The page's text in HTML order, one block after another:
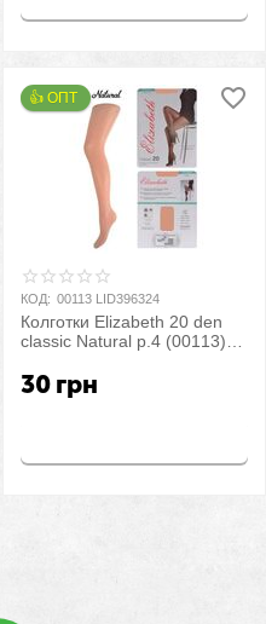
👍 ОПТ
КОД: 00113 LID396324
Колготки Elizabeth 20 den
classic Natural р.4 (00113) |
30 грн